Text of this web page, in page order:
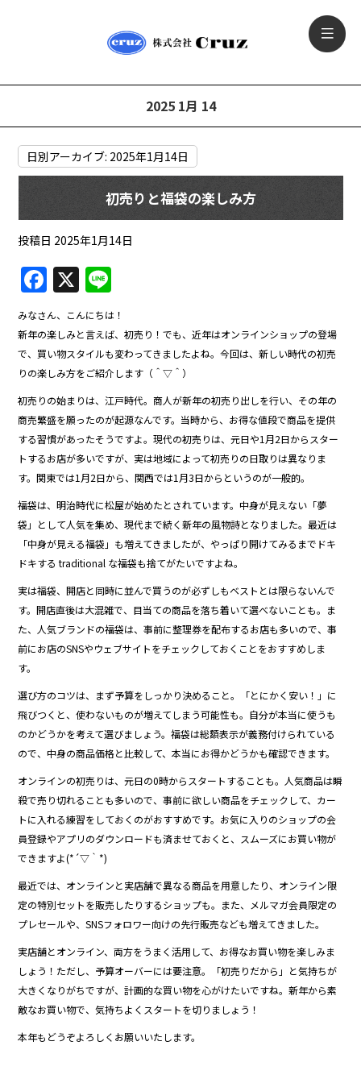
2025 1月 14
日別アーカイブ: 2025年1月14日
初売りと福袋の楽しみ方
投稿日 2025年1月14日
F
a
c
e
b
o
o
k
X
n
e
みなさん、こんにちは！
新年の楽しみと言えば、初売り！でも、近年はオンラインショップの登場
で、買い物スタイルも変わってきましたよね。今回は、新しい時代の初売
りの楽しみ方をご紹介します（＾▽＾）
初売りの始まりは、江戸時代。商人が新年の初売り出しを行い、その年の
商売繁盛を願ったのが起源なんです。当時から、お得な値段で商品を提供
する習慣があったそうですよ。現代の初売りは、元日や1月2日からスター
トするお店が多いですが、実は地域によって初売りの日取りは異なりま
す。関東では1月2日から、関西では1月3日からというのが一般的。
福袋は、明治時代に松屋が始めたとされています。中身が見えない「夢
袋」として人気を集め、現代まで続く新年の風物詩となりました。最近は
「中身が見える福袋」も増えてきましたが、やっぱり開けてみるまでドキ
ドキする traditional な福袋も捨てがたいですよね。
実は福袋、開店と同時に並んで買うのが必ずしもベストとは限らないんで
す。開店直後は大混雑で、目当ての商品を落ち着いて選べないことも。ま
た、人気ブランドの福袋は、事前に整理券を配布するお店も多いので、事
前にお店のSNSやウェブサイトをチェックしておくことをおすすめしま
す。
選び方のコツは、まず予算をしっかり決めること。「とにかく安い！」に
飛びつくと、使わないものが増えてしまう可能性も。自分が本当に使うも
のかどうかを考えて選びましょう。福袋は総額表示が義務付けられている
ので、中身の商品価格と比較して、本当にお得かどうかも確認できます。
オンラインの初売りは、元日の0時からスタートすることも。人気商品は瞬
殺で売り切れることも多いので、事前に欲しい商品をチェックして、カー
トに入れる練習をしておくのがおすすめです。お気に入りのショップの会
員登録やアプリのダウンロードも済ませておくと、スムーズにお買い物が
できますよ(*´▽｀*)
最近では、オンラインと実店舗で異なる商品を用意したり、オンライン限
定の特別セットを販売したりするショップも。また、メルマガ会員限定の
プレセールや、SNSフォロワー向けの先行販売なども増えてきました。
実店舗とオンライン、両方をうまく活用して、お得なお買い物を楽しみま
しょう！ただし、予算オーバーには要注意。「初売りだから」と気持ちが
大きくなりがちですが、計画的な買い物を心がけたいですね。新年から素
敵なお買い物で、気持ちよくスタートを切りましょう！
本年もどうぞよろしくお願いいたします。